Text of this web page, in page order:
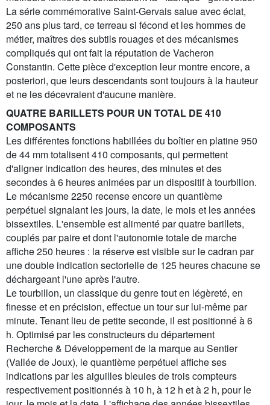
La série commémorative Saint-Gervais salue avec éclat,
250 ans plus tard, ce terreau si fécond et les hommes de
métier, maîtres des subtils rouages et des mécanismes
compliqués qui ont fait la réputation de Vacheron
Constantin. Cette pièce d'exception leur montre encore, a
posteriori, que leurs descendants sont toujours à la hauteur
et ne les décevraient d'aucune manière.
QUATRE BARILLETS POUR UN TOTAL DE 410
COMPOSANTS
Les différentes fonctions habillées du boîtier en platine 950
de 44 mm totalisent 410 composants, qui permettent
d'aligner indication des heures, des minutes et des
secondes à 6 heures animées par un dispositif à tourbillon.
Le mécanisme 2250 recense encore un quantième
perpétuel signalant les jours, la date, le mois et les années
bissextiles. L'ensemble est alimenté par quatre barillets,
couplés par paire et dont l'autonomie totale de marche
affiche 250 heures : la réserve est visible sur le cadran par
une double indication sectorielle de 125 heures chacune se
déchargeant l'une après l'autre.
Le tourbillon, un classique du genre tout en légèreté, en
finesse et en précision, effectue un tour sur lui-même par
minute. Tenant lieu de petite seconde, il est positionné à 6
h. Optimisé par les constructeurs du département
Recherche & Développement de la marque au Sentier
(Vallée de Joux), le quantième perpétuel affiche ses
indications par les aiguilles bleuies de trois compteurs
respectivement positionnés à 10 h, à 12 h et à 2 h, pour le